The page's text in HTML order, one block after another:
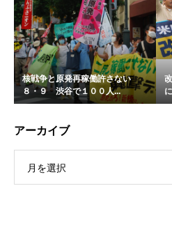
核戦争と原発再稼働許さない
８・９ 渋谷で１００人...
アーカイブ
月を選択